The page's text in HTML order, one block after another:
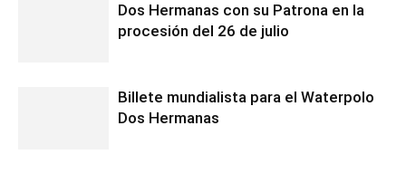
Dos Hermanas con su Patrona en la
procesión del 26 de julio
Billete mundialista para el Waterpolo
Dos Hermanas